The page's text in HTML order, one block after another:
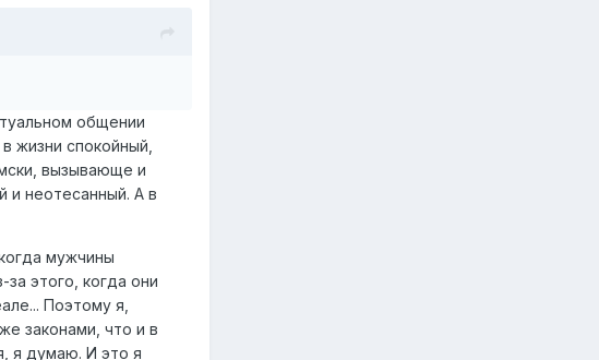
общении
жизни спокойный,
вызывающе и
и неотесанный. А в
мужчины
этого, когда они
Поэтому я,
законами, что и в
я думаю. И это я